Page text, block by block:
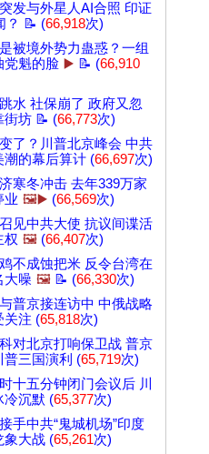
发与外星人AI合照 印证
？ 📝 (66,918次)
被境外势力蛊惑？一组
党魁的脸 ▶️ 📝 (66,910
水 社保崩了 政府又忽
街坊 📝 (66,773次)
了？川普北京峰会 中共
潮的幕后算计 (66,697次)
寒冬冲击 去年339万家
业 🖼️▶️ (66,569次)
见中共大使 抗议间谍活
权 🖼️ (66,407次)
不成蚀把米 反令台湾在
大噪 🖼️ 📝 (66,330次)
普京接连访中 中俄战略
关注 (65,818次)
对北京打响保卫战 普京
普三国演利 (65,719次)
十五分钟闭门会议后 川
冷沉默 (65,377次)
手中共“鬼城机场”印度
象大战 (65,261次)